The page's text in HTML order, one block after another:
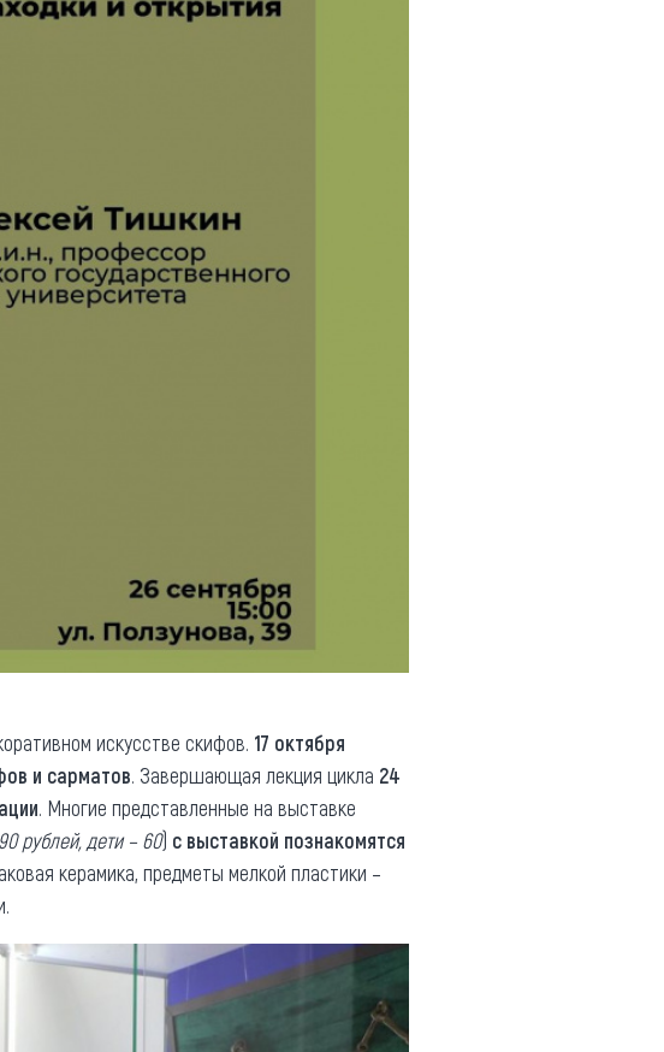
искусстве скифов. 17 октября
и сарматов. Завершающая лекция цикла 24
. Многие представленные на выставке
рублей, дети – 60) с выставкой познакомятся
керамика, предметы мелкой пластики –